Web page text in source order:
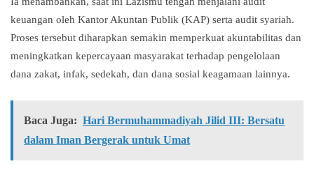
keuangan oleh Kantor Akuntan Publik (KAP) serta audit syariah.
Proses tersebut diharapkan semakin memperkuat akuntabilitas dan
meningkatkan kepercayaan masyarakat terhadap pengelolaan
dana zakat, infak, sedekah, dan dana sosial keagamaan lainnya.
Baca Juga: Hari Bermuhammadiyah Jilid III: Bersatu
dalam Iman Bergerak untuk Umat